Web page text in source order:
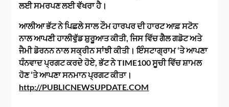
ਲਈ ਸਮਰਪਣ ਲਈ ਵੱਖਰਾ ਹੈ।
ਆਲੀਆ ਭੱਟ ਨੇ ਪਿਛਲੇ ਸਾਲ ਟੌਮ ਹਾਰਪਰ ਦੀ ਹਾਰਟ ਆਫ਼ ਸਟੋਨ
ਨਾਲ ਆਪਣੀ ਹਾਲੀਵੁੱਡ ਸ਼ੁਰੂਆਤ ਕੀਤੀ, ਜਿਸ ਵਿੱਚ ਗੈਲ ਗਡੋਟ ਅਤੇ
ਜੈਮੀ ਡੋਰਨਨ ਨਾਲ ਸਕ੍ਰੀਨ ਸਾਂਝੀ ਕੀਤੀ। ਇੰਸਟਾਗ੍ਰਾਮ ‘ਤੇ ਆਪਣਾ
ਧੰਨਵਾਦ ਪ੍ਰਗਟ ਕਰਦੇ ਹੋਏ, ਭੱਟ ਨੇ TIME100 ਸੂਚੀ ਵਿੱਚ ਸ਼ਾਮਲ
ਹੋਣ ‘ਤੇ ਆਪਣਾ ਸਨਮਾਨ ਪ੍ਰਗਟ ਕੀਤਾ।
http://PUBLICNEWSUPDATE.COM